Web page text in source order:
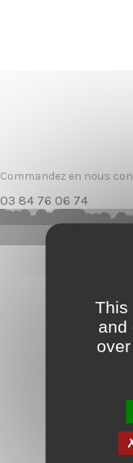
Commandez en nous
03 84 76 06 74
This
and